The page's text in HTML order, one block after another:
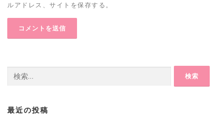
ルアドレス、サイトを保存する。
索:
最近の投稿